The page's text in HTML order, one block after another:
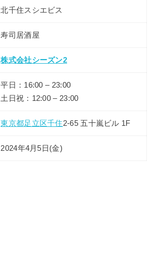
北千住スシエビス
寿司居酒屋
株式会社シーズン2
平日：16:00 – 23:00
土日祝：12:00 – 23:00
東京都足立区千住2-65 五十嵐ビル 1F
2024年4月5日(金)